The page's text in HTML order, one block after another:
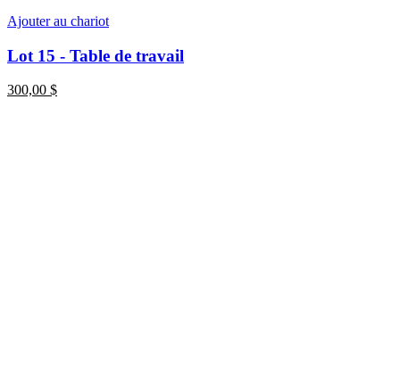
Ajouter au chariot
Lot 15 - Table de travail
300,00 $